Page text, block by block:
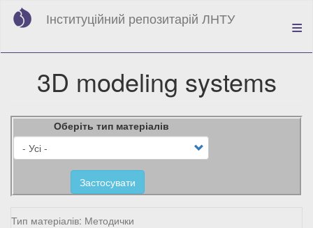
Перейти
вмісту
Інституційний репозитарій ЛНТУ
3D modeling systems
Оберіть тип матеріалів
Застосувати
Тип матеріалів: Методички